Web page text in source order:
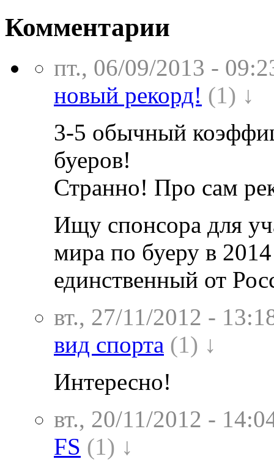
Комментарии
пт., 06/09/2013 -
новый рекорд! (1) ↓
3-5 обычный
буеров!
Странно! Про сам
Ищу спонсора для
мира по буеру в
единственный от
вт., 27/11/2012 -
вид спорта (1) ↓
Интересно!
вт., 20/11/2012 -
FS (1) ↓